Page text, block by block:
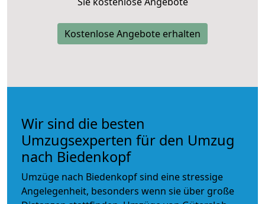
Kostenlose Angebote erhalten
Wir sind die besten
Umzugsexperten für den Umzug
nach Biedenkopf
Umzüge nach Biedenkopf sind eine stressige
Angelegenheit, besonders wenn sie über große